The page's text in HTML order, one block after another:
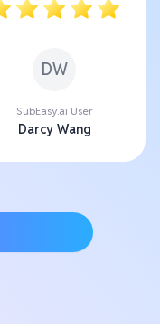
DW
SubEasy.ai User
Darcy Wang